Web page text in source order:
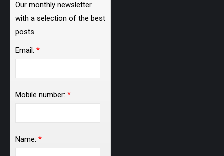
Our monthly newsletter
with a selection of the best
posts
Email: *
Mobile number: *
Name: *